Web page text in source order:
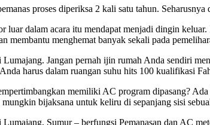
proses diperiksa 2 kali satu tahun. Seharusnya
luar dalam acara itu mendapat menjadi dingin
membantu menghemat banyak sekali pada
Jangan pernah ijin rumah Anda sendiri
harus dalam ruangan suhu hits 100 kualifikasi
memiliki AC program dipasang?
bijaksana untuk keliru di sepanjang sisi
Sumur – berfungsi Pemanasan dan AC